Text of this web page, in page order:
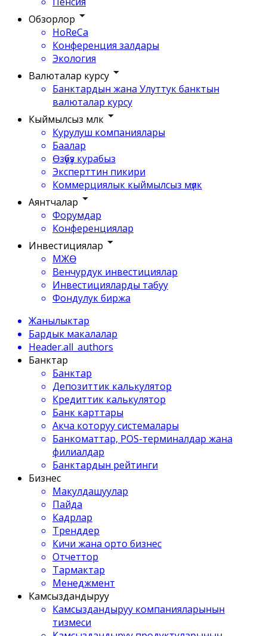
Обзорлор
HoReCa
Конференция залдары
Экология
Валюталар курсу
Банктардын жана Улуттук банктын
валюталар курсу
Кыймылсыз мүлк
Курулуш компаниялары
Баалар
Өзүбүз курабыз
Эксперттин пикири
Коммерциялык кыймылсыз мүлк
Аянтчалар
Форумдар
Конференциялар
Инвестициялар
МЖӨ
Венчурдук инвестициялар
Инвестицияларды табуу
Фондулук биржа
Жанылыктар
Бардык макалалар
Header.all_authors
Банктар
Банктар
Депозиттик калькулятор
Кредиттик калькулятор
Банк карттары
Акча которуу системалары
Банкоматтар, POS-терминалдар жана
филиалдар
Банктардын рейтинги
Бизнес
Макулдашуулар
Пайда
Кадрлар
Тренддер
Кичи жана орто бизнес
Отчеттор
Тармактар
Менеджмент
Камсыздандыруу
Камсыздандыруу компанияларынын
тизмеси